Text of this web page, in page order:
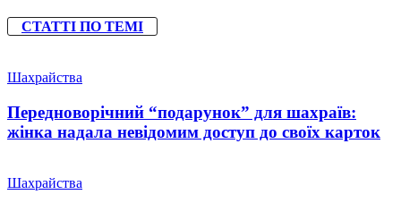
СТАТТІ ПО ТЕМІ
Шахрайства
Передноворічний “подарунок” для шахраїв:
жінка надала невідомим доступ до своїх карток
Шахрайства